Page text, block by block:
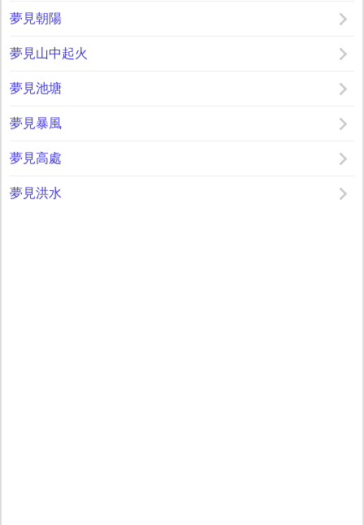
夢見朝陽
夢見山中起火
夢見池塘
夢見暴風
夢見高處
夢見洪水